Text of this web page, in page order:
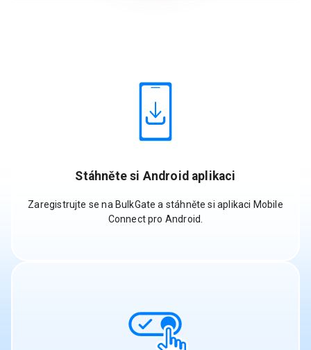
Stáhněte si Android aplikaci
Zaregistrujte se na BulkGate a stáhněte si aplikaci Mobile
Connect pro Android.